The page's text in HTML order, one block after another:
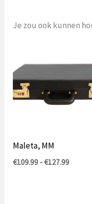
Je zou ook kunnen
Maleta, MM
€109.99 -€127.99Rango